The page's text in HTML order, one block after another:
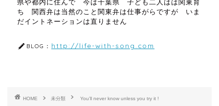
県や都内に住んで 今は千葉県 子ども二人はは関東育
ち 関西弁は当然のこと関東弁は仕事がらですが いま
だイントネーションは直りません
BLOG： http://life-with-song.com
HOME 未分類 You’ll never know unless you try it !